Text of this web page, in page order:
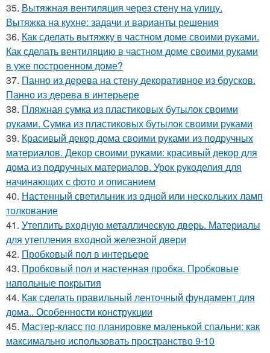
35. Вытяжная вентиляция через стену на улицу.
Вытяжка на кухне: задачи и варианты решения
36. Как сделать вытяжку в частном доме своими руками.
Как сделать вентиляцию в частном доме своими руками
в уже построенном доме?
37. Панно из дерева на стену декоративное из брусков.
Панно из дерева в интерьере
38. Пляжная сумка из пластиковых бутылок своими
руками. Сумка из пластиковых бутылок своими руками
39. Красивый декор дома своими руками из подручных
материалов. Декор своими руками: красивый декор для
дома из подручных материалов. Урок рукоделия для
начинающих с фото и описанием
40. Настенный светильник из одной или нескольких ламп
толкование
41. Утеплить входную металлическую дверь. Материалы
для утепления входной железной двери
42. Пробковый пол в интерьере
43. Пробковый пол и настенная пробка. Пробковые
напольные покрытия
44. Как сделать правильный ленточный фундамент для
дома.. Особенности конструкции
45. Мастер-класс по планировке маленькой спальни: как
максимально использовать пространство 9-10